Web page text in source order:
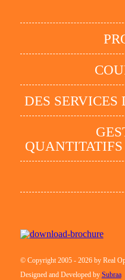
DES SERVICES
© Copyright 2005 - 2026 by Real
Designed and Developed by Subraa